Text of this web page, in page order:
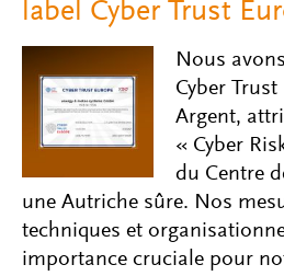
label Cyber Trust
Nous
Cyber
Argent,
« Cyber
du Centre
une Autriche sûre. Nos
techniques et
importance cruciale pour